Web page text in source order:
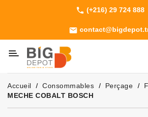
phone (+216) 29 724 888
email
Machines
Outillage
Jardinage
Consommables
Accueil Consommables Perçage
MECHE COBALT BOSCH